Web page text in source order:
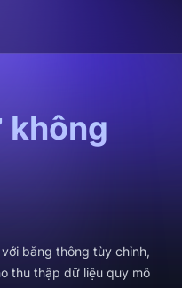
không
băng thông tùy chỉnh,
thu thập dữ liệu quy mô